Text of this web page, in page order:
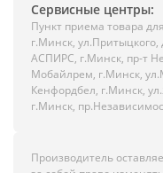
Сервисные центры:
Пункт приема товара
г.Минск,
АСПИРС, г.Минск, пр-т
Мобайлрем, г.Минск,
Кенфордбел, г.Минск,
г.Минск,
Производитель